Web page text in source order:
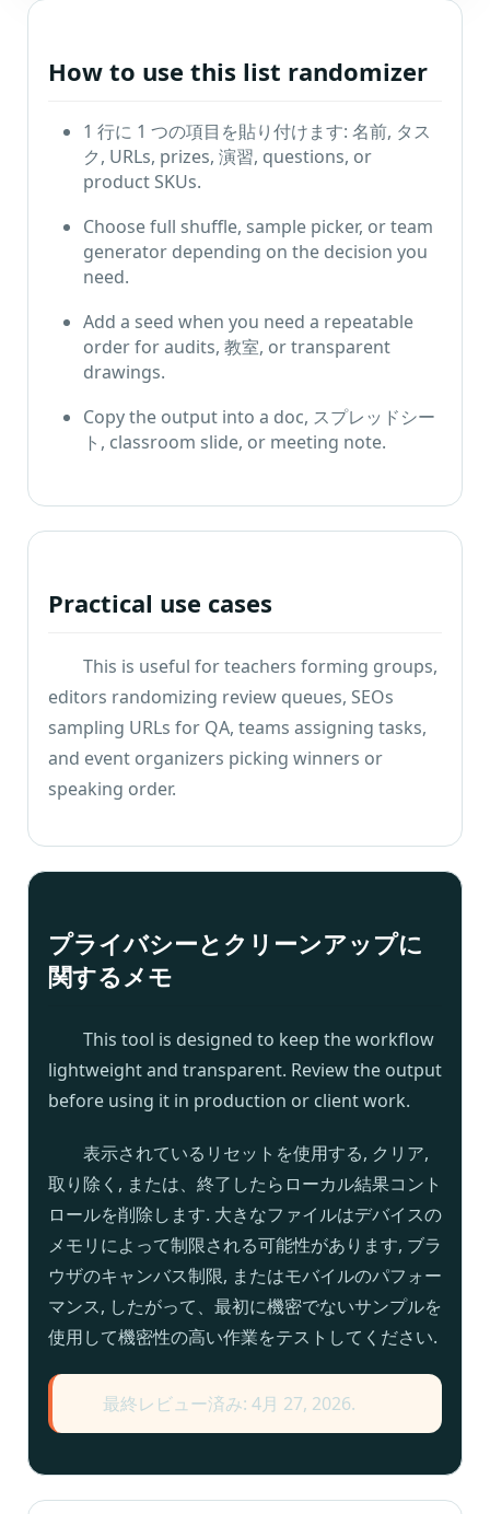
す
How to use this list randomizer
1 行に 1 つの項目を貼り付けます: 名前, タス
ク, URLs, prizes, 演習, questions, or
product SKUs.
Choose full shuffle, sample picker, or team
generator depending on the decision you
need.
Add a seed when you need a repeatable
order for audits, 教室, or transparent
drawings.
Copy the output into a doc, スプレッドシー
ト, classroom slide, or meeting note.
Practical use cases
This is useful for teachers forming groups,
editors randomizing review queues, SEOs
sampling URLs for QA, teams assigning tasks,
and event organizers picking winners or
speaking order.
プライバシーとクリーンアップに
関するメモ
This tool is designed to keep the workflow
lightweight and transparent. Review the output
before using it in production or client work.
表示されているリセットを使用する, クリア,
取り除く, または、終了したらローカル結果コント
ロールを削除します. 大きなファイルはデバイスの
メモリによって制限される可能性があります, ブラ
ウザのキャンバス制限, またはモバイルのパフォー
マンス, したがって、最初に機密でないサンプルを
使用して機密性の高い作業をテストしてください.
最終レビュー済み: 4月 27, 2026.